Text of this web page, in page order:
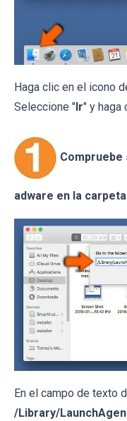
Haga clic en el icono
Seleccione "Ir" y haga
adware en la
En el campo de texto
/Library/